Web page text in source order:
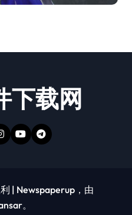
下载网
| Newspaperup ，由
。